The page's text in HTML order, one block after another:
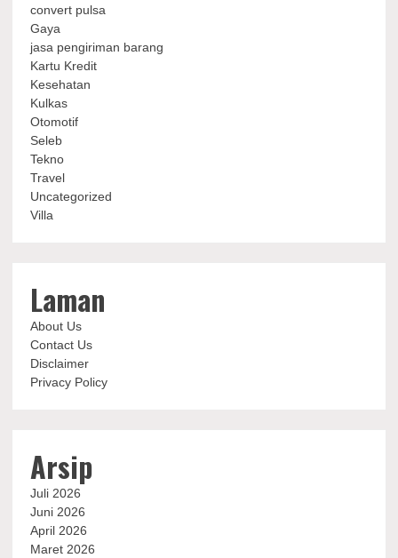
convert pulsa
Gaya
jasa pengiriman barang
Kartu Kredit
Kesehatan
Kulkas
Otomotif
Seleb
Tekno
Travel
Uncategorized
Villa
Laman
About Us
Contact Us
Disclaimer
Privacy Policy
Arsip
Juli 2026
Juni 2026
April 2026
Maret 2026